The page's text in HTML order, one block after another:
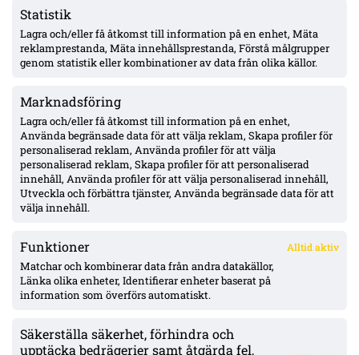
Statistik
Lagra och/eller få åtkomst till information på en enhet, Mäta
reklamprestanda, Mäta innehållsprestanda, Förstå målgrupper
genom statistik eller kombinationer av data från olika källor.
Marknadsföring
Lagra och/eller få åtkomst till information på en enhet,
Använda begränsade data för att välja reklam, Skapa profiler för
personaliserad reklam, Använda profiler för att välja
personaliserad reklam, Skapa profiler för att personaliserad
innehåll, Använda profiler för att välja personaliserad innehåll,
Utveckla och förbättra tjänster, Använda begränsade data för att
välja innehåll.
Funktioner Alltid aktiv
Matchar och kombinerar data från andra datakällor,
Länka olika enheter, Identifierar enheter baserat på
information som överförs automatiskt.
Säkerställa säkerhet, förhindra och
upptäcka bedrägerier samt åtgärda fel,
Uppgifter: Hull City har hört sig för om Nathaniel Adjei –
villkoren begärda, tidigt skede
Officiellt: Kalmar FF lånar ut Abdi Sabriye till FF Jaro –
säsongen ut
Officiellt: Degerfors värvar Karim Boutera – kontrakt till
sommaren 2030, spelklar mot Malmö
ÖVERSIKT
Nyheter & Reportage
Spelarbetyg
KONTAKT